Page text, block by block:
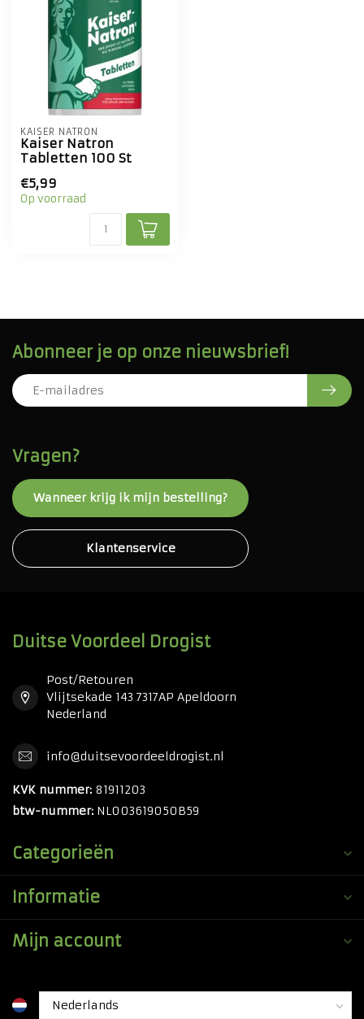
KAISER NATRON
Kaiser Natron
Tabletten 100 St
€5,99
Op voorraad
Vragen?
Wanneer krijg ik mijn bestelling?
Klantenservice
Abonneer je op onze nieuwsbrief!
Duitse Voordeel Drogist
Post/Retouren
Vlijtsekade 143 7317AP Apeldoorn
Nederland
info@duitsevoordeeldrogist.nl
KVK nummer: 81911203
btw-nummer: NL003619050B59
Categorieën
Informatie
Mijn account